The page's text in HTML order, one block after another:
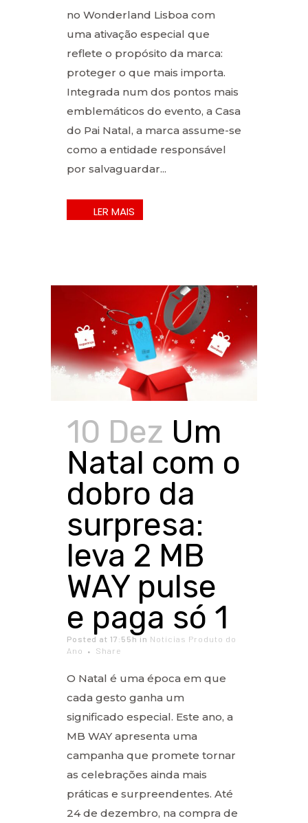
no Wonderland Lisboa com
uma ativação especial que
reflete o propósito da marca:
proteger o que mais importa.
Integrada num dos pontos mais
emblemáticos do evento, a Casa
do Pai Natal, a marca assume-se
como a entidade responsável
por salvaguardar...
10 Dez Um
Natal com o
dobro da
surpresa:
leva 2 MB
WAY pulse
e paga só 1
Posted at 17:55h in Notícias Produto do
Ano
Share
O Natal é uma época em que
cada gesto ganha um
significado especial. Este ano, a
MB WAY apresenta uma
campanha que promete tornar
as celebrações ainda mais
práticas e surpreendentes. Até
24 de dezembro, na compra de